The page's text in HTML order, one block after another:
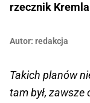
rzecznik
Autor: redakcja
Takich planów
tam był,